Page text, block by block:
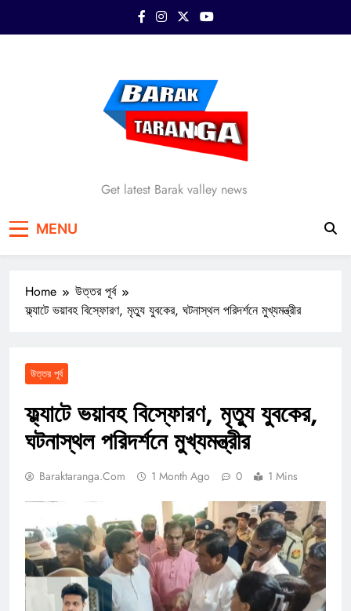
Barak Taranga
Get latest Barak valley news
MENU
Home
উত্তর পূর্ব
ফ্ল্যাটে ভয়াবহ বিস্ফোরণ, মৃত্যু যুবকের, ঘটনাস্থল পরিদর্শনে মুখ্যমন্ত্রীর
উত্তর পূর্ব
ফ্ল্যাটে ভয়াবহ বিস্ফোরণ, মৃত্যু যুবকের,
ঘটনাস্থল পরিদর্শনে মুখ্যমন্ত্রীর
Baraktaranga.com 1 Month Ago 0 1 Mins